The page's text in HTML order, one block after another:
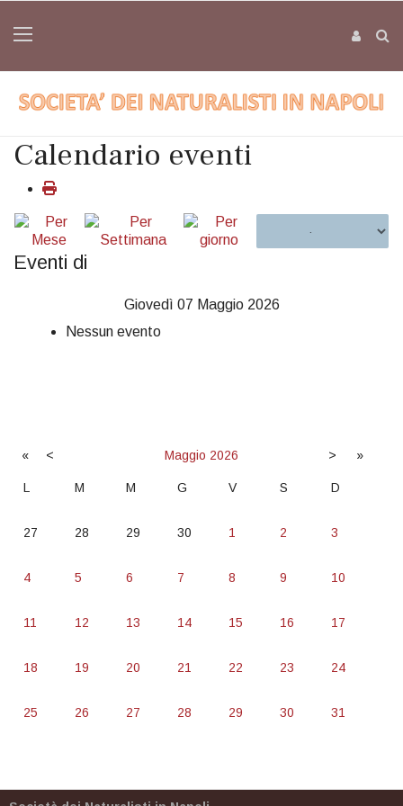
Calendario eventi
Eventi di
Giovedì 07 Maggio 2026
Nessun evento
« < Maggio 2026 > »
L M M G V S D
27 28 29 30 1 2 3
4 5 6 7 8 9 10
11 12 13 14 15 16 17
18 19 20 21 22 23 24
25 26 27 28 29 30 31